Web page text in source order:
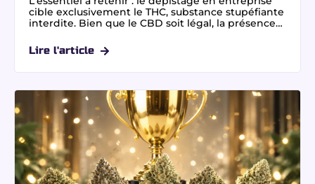
cible exclusivement le THC, substance stupéfiante
interdite. Bien que le CBD soit légal, la présence
test positif sanctionnable. Choisir des fleurs CBD
sans THC et résines certifiées 0,0% THC en
aucun seuil d'imprégnation lors des contrôles.
Lire l'article